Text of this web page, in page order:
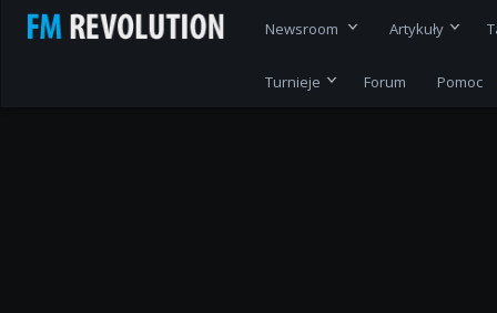
Newsroom Artykuły
Turnieje Forum Pomoc